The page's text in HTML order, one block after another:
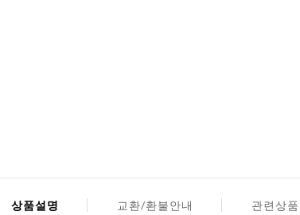
상품설명 교환/환불안내 관련상품